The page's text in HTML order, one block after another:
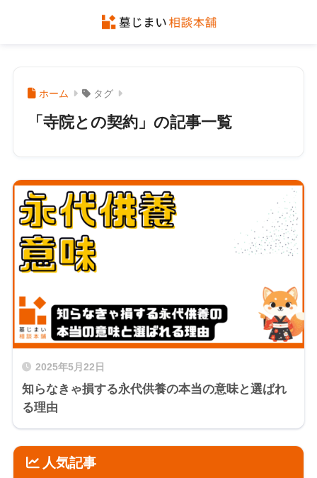
ホーム タグ
「寺院との契約」の記事一覧
2025年5月22日
知らなきゃ損する永代供養の本当の意味と選ばれ
る理由
人気記事